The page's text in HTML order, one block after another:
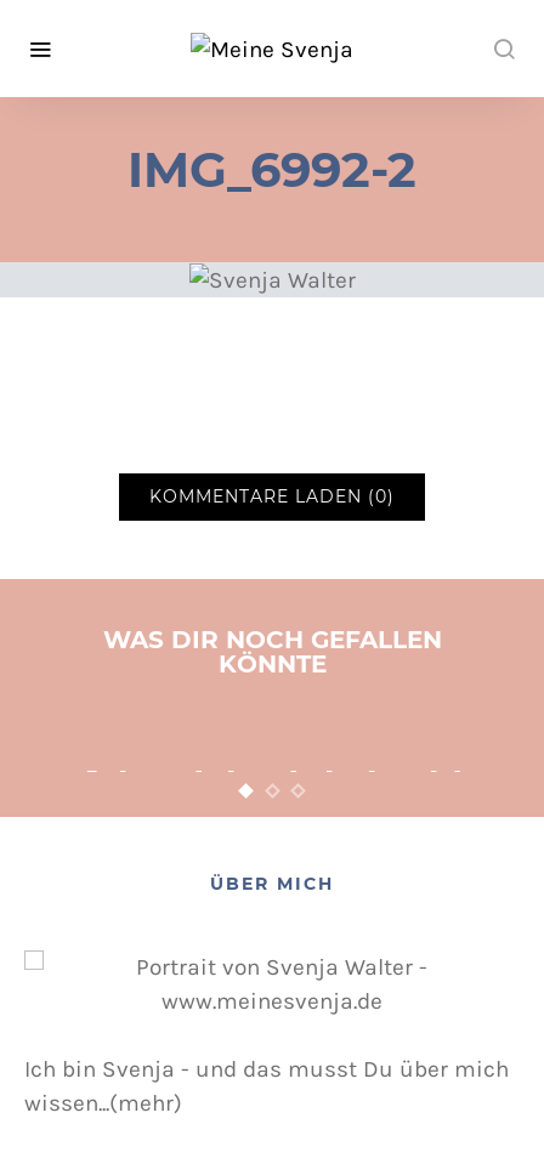
IMG_6992-2
KOMMENTARE LADEN (0)
WAS DIR NOCH GEFALLEN
KÖNNTE
Adventsbasteln leicht
gemacht
POSTED ON
ÜBER MICH
Ich bin Svenja - und das musst Du über mich
wissen...(mehr)